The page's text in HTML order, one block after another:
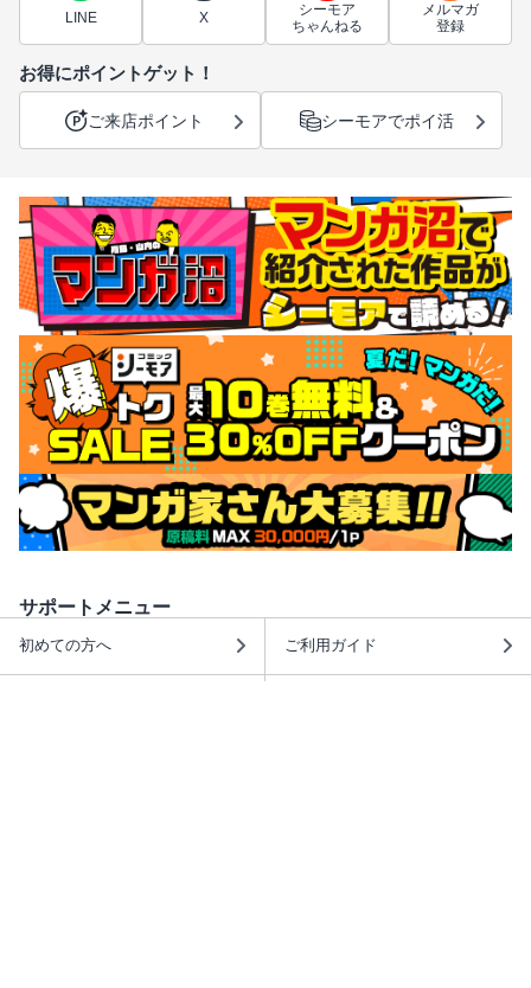
LINE X
シーモア
ちゃんねる
メルマガ
登録
お得にポイントゲット！
ご来店ポイント シーモアでポイ活
サポートメニュー
初めての方へ ご利用ガイド